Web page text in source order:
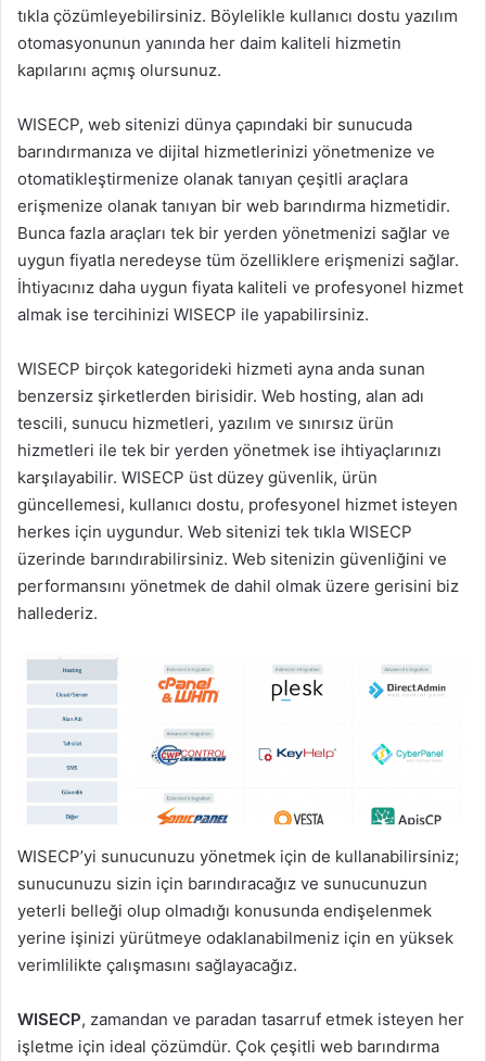
tıkla çözümleyebilirsiniz. Böylelikle kullanıcı dostu yazılım
otomasyonunun yanında her daim kaliteli hizmetin
kapılarını açmış olursunuz.
WISECP, web sitenizi dünya çapındaki bir sunucuda
barındırmanıza ve dijital hizmetlerinizi yönetmenize ve
otomatikleştirmenize olanak tanıyan çeşitli araçlara
erişmenize olanak tanıyan bir web barındırma hizmetidir.
Bunca fazla araçları tek bir yerden yönetmenizi sağlar ve
uygun fiyatla neredeyse tüm özelliklere erişmenizi sağlar.
İhtiyacınız daha uygun fiyata kaliteli ve profesyonel hizmet
almak ise tercihinizi WISECP ile yapabilirsiniz.
WISECP birçok kategorideki hizmeti ayna anda sunan
benzersiz şirketlerden birisidir. Web hosting, alan adı
tescili, sunucu hizmetleri, yazılım ve sınırsız ürün
hizmetleri ile tek bir yerden yönetmek ise ihtiyaçlarınızı
karşılayabilir. WISECP üst düzey güvenlik, ürün
güncellemesi, kullanıcı dostu, profesyonel hizmet isteyen
herkes için uygundur. Web sitenizi tek tıkla WISECP
üzerinde barındırabilirsiniz. Web sitenizin güvenliğini ve
performansını yönetmek de dahil olmak üzere gerisini biz
hallederiz.
WISECP’yi sunucunuzu yönetmek için de kullanabilirsiniz;
sunucunuzu sizin için barındıracağız ve sunucunuzun
yeterli belleği olup olmadığı konusunda endişelenmek
yerine işinizi yürütmeye odaklanabilmeniz için en yüksek
verimlilikte çalışmasını sağlayacağız.
WISECP, zamandan ve paradan tasarruf etmek isteyen her
işletme için ideal çözümdür. Çok çeşitli web barındırma